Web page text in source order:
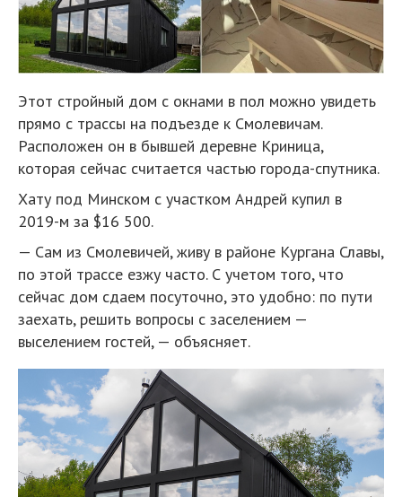
Этот стройный дом с окнами в пол можно увидеть
прямо с трассы на подъезде к Смолевичам.
Расположен он в бывшей деревне Криница,
которая сейчас считается частью города-спутника.
Хату под Минском с участком Андрей купил в
2019-м за $16 500.
— Сам из Смолевичей, живу в районе Кургана Славы,
по этой трассе езжу часто. С учетом того, что
сейчас дом сдаем посуточно, это удобно: по пути
заехать, решить вопросы с заселением —
выселением гостей, — объясняет.